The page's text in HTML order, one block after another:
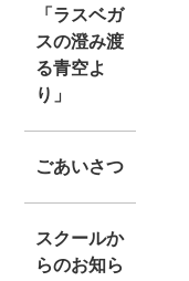
「ラスベガ
スの澄み渡
る青空よ
り」
ごあいさつ
スクールか
らのお知ら